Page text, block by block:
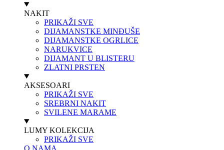
NAKIT
PRIKAŽI SVE
DIJAMANSTKE MINĐUŠE
DIJAMANSTKE OGRLICE
NARUKVICE
DIJAMANT U BLISTERU
ZLATNI PRSTEN
AKSESOARI
PRIKAŽI SVE
SREBRNI NAKIT
SVILENE MARAME
LUMY KOLEKCIJA
PRIKAŽI SVE
O NAMA